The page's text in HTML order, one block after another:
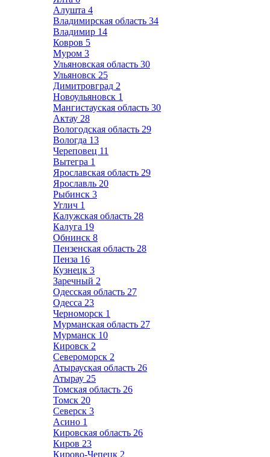
Алушта 4
Владимирская область 34
Владимир 14
Ковров 5
Муром 3
Ульяновская область 30
Ульяновск 25
Димитровград 2
Новоульяновск 1
Мангистауская область 30
Актау 28
Вологодская область 29
Вологда 13
Череповец 11
Вытегра 1
Ярославская область 29
Ярославль 20
Рыбинск 3
Углич 1
Калужская область 28
Калуга 19
Обнинск 8
Пензенская область 28
Пенза 16
Кузнецк 3
Заречный 2
Одесская область 27
Одесса 23
Черноморск 1
Мурманская область 27
Мурманск 10
Кировск 2
Североморск 2
Атырауская область 26
Атырау 25
Томская область 26
Томск 20
Северск 3
Асино 1
Кировская область 26
Киров 23
Кирово-Чепецк 2